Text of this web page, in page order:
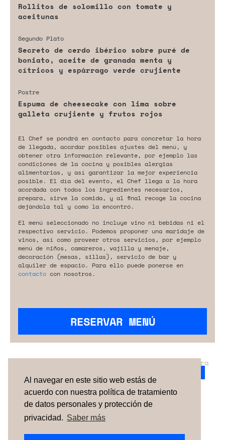
Al navegar en este sitio web estás de
acuerdo con nuestra política de tratamiento
de datos personales y protección de
privacidad. Saber más
Rollitos de solomillo con tomate y
aceitunas
Segundo Plato
Secreto de cerdo ibérico sobre puré de
boniato, aceite de granada menta y
cítricos y espárrago verde crujiente
Postre
Espuma de cheesecake con lima sobre
galleta crujiente y frutos rojos
El Chef se pondrá en contacto para concretar la hora
de llegada, acordar posibles ajustes del menú, y
obtener otra información relevante, por ejemplo las
condiciones de la cocina y posibles alergias
alimentarias, y así garantizar la mejor experiencia
posible. El día del evento, el Chef llega a la hora
acordada con todos los ingredientes necesarios,
prepara, sirve la comida, y al final recoge la cocina
dejándola tal y como la encontró.
El menú seleccionado no incluye vino ni bebidas ni el
respectivo servicio. Podemos proponer una maridaje de
vinos, así como proveer otros servicios, por ejemplo
menú de niños, camareros, vajilla y menaje,
decoración (mesas, sillas), servicio de bar y
alquiler de espacio. Para ello puede ponerse en
contacto con nosotros.
RESERVAR MENÚ
¿No has encontrado el servicio perfecto para
TÉRMINOS Y CONDICIONES
SOBRE NOSOTROS
CÓMO FUNCIONA
CONTACTO
ESPAÑA| PORTUGAL | UNITED KINGDOM